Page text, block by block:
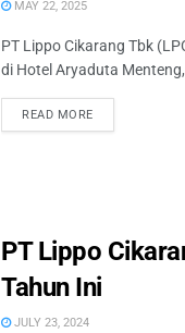
MAY 22, 2025
PT Lippo Cikarang Tbk
di Hotel Aryaduta
READ MORE
PT Lippo
Tahun Ini
JULY 23, 2024